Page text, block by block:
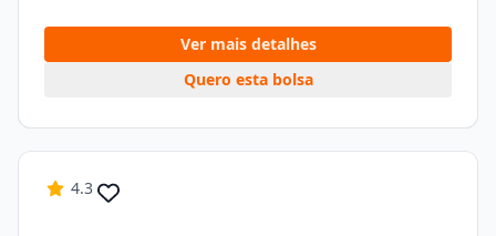
Ver mais detalhes
Quero esta bolsa
4.3